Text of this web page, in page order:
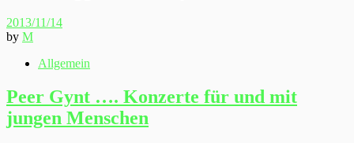
2013/11/14
by M
Allgemein
Peer Gynt …. Konzerte für und mit
jungen Menschen